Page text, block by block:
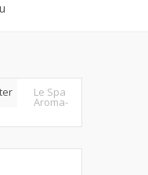
Le Spa
Aroma-